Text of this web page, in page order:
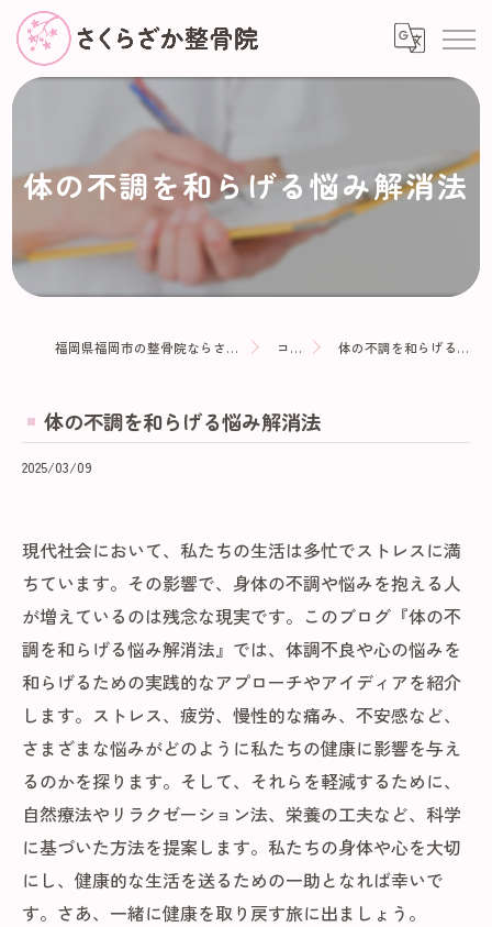
体の不調を和らげる悩み解消法
福岡県福岡市の整骨院ならさくらざか整骨院 コラム 体の不調を和らげる悩み解消法
体の不調を和らげる悩み解消法
2025/03/09
現代社会において、私たちの生活は多忙でストレスに満
ちています。その影響で、身体の不調や悩みを抱える人
が増えているのは残念な現実です。このブログ『体の不
調を和らげる悩み解消法』では、体調不良や心の悩みを
和らげるための実践的なアプローチやアイディアを紹介
します。ストレス、疲労、慢性的な痛み、不安感など、
さまざまな悩みがどのように私たちの健康に影響を与え
るのかを探ります。そして、それらを軽減するために、
自然療法やリラクゼーション法、栄養の工夫など、科学
に基づいた方法を提案します。私たちの身体や心を大切
にし、健康的な生活を送るための一助となれば幸いで
す。さあ、一緒に健康を取り戻す旅に出ましょう。